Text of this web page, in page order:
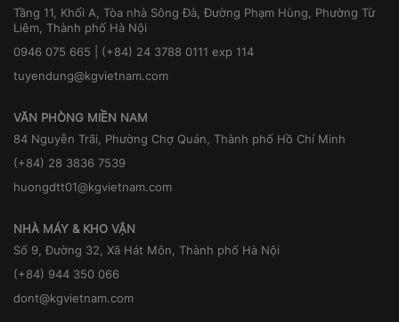
Tầng 11, Khối A, Tòa nhà Sông Đà, Đường Phạm Hùng, Phường Từ
Liêm, Thành phố Hà Nội
0946 075 665 | (+84) 24 3788 0111 exp 114
tuyendung@kgvietnam.com
VĂN PHÒNG MIỀN NAM
84 Nguyễn Trãi, Phường Chợ Quán, Thành phố Hồ Chí Minh
(+84) 28 3836 7539
huongdtt01@kgvietnam.com
NHÀ MÁY & KHO VẬN
Số 9, Đường 32, Xã Hát Môn, Thành phố Hà Nội
(+84) 944 350 066
dont@kgvietnam.com